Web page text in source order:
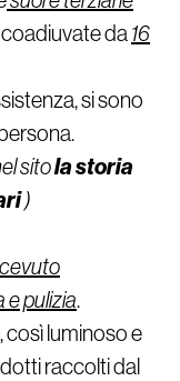
da 16
si sono
sitola storia
)
e pulizia.
, così luminoso e
raccolti dal